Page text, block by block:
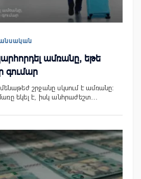
ամռանը, եթե
գումար
շրջանը սկսում է ամռանը։
եկել է, իսկ անհրաժեշտ…